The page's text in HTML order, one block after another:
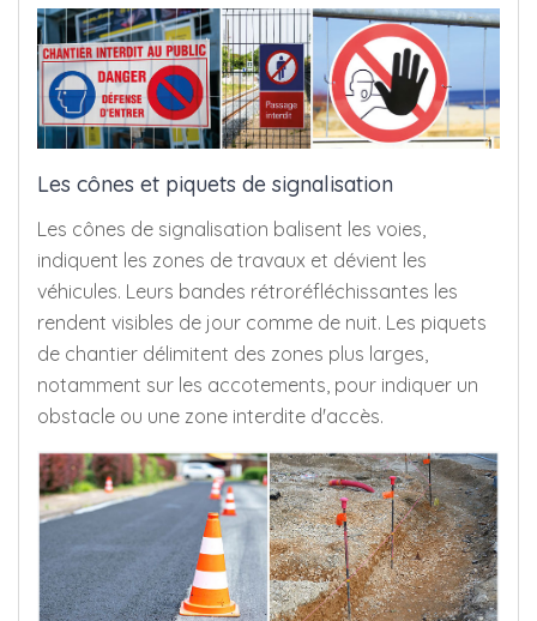
Les cônes et piquets de signalisation
Les cônes de signalisation balisent les voies,
indiquent les zones de travaux et dévient les
véhicules. Leurs bandes rétroréfléchissantes les
rendent visibles de jour comme de nuit. Les piquets
de chantier délimitent des zones plus larges,
notamment sur les accotements, pour indiquer un
obstacle ou une zone interdite d'accès.